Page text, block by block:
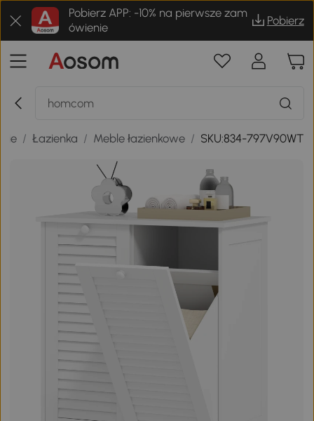
Pobierz APP: -10% na pierwsze zam
ówienie
Pobierz
/ Łazienka / Meble łazienkowe / SKU:834-797V90WT